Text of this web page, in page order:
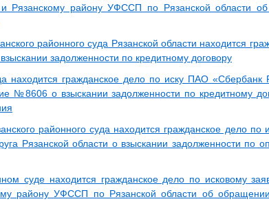
Рязанскому району УФССП по Рязанской области
районного суда Рязанской области находится
задолженности по кредитному договору
находится гражданское дело по иску ПАО
№8606 о взыскании задолженности по кредитному
районного суда находится гражданское дело
Рязанской области о взыскании задолженности по
суде находится гражданское дело по исковому
району УФССП по Рязанской области об